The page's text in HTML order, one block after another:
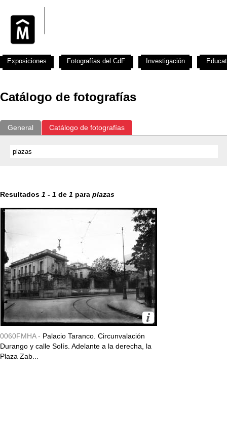
Catálogo de fotografías
General Catálogo de fotografías
Resultados 1 - 1 de 1 para plazas
0060FMHA - Palacio Taranco. Circunvalación
Durango y calle Solís. Adelante a la derecha, la
Plaza Zab...
Exposiciones Fotografías del CdF Investigación